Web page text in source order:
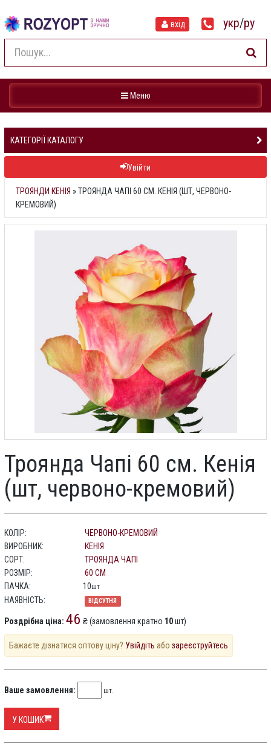
вхід укр/ру
Навігація
Меню
КАТЕГОРІЇ КАТАЛОГУ
Увійти
ТРОЯНДИ КЕНІЯ »ТРОЯНДА ЧАПІ 60 СМ. КЕНІЯ (ШТ, ЧЕРВОНО-
КРЕМОВИЙ)
Троянда Чапі 60 см. Кенія
(шт, червоно-кремовий)
КОЛІР:
ЧЕРВОНО-КРЕМОВИЙ
ВИРОБНИК:
КЕНІЯ
СОРТ:
ТРОЯНДА ЧАПІ
РОЗМІР:
60 СМ
ПАЧКА:
10шт
НАЯВНІСТЬ: ВІДСУТНЯ
Роздрібна ціна: 46 ₴ (замовлення кратно 10шт)
Бажаєте дізнатися оптову ціну? Увійдіть або зареєструйтесь
Ваше замовлення: шт.
У КОШИК